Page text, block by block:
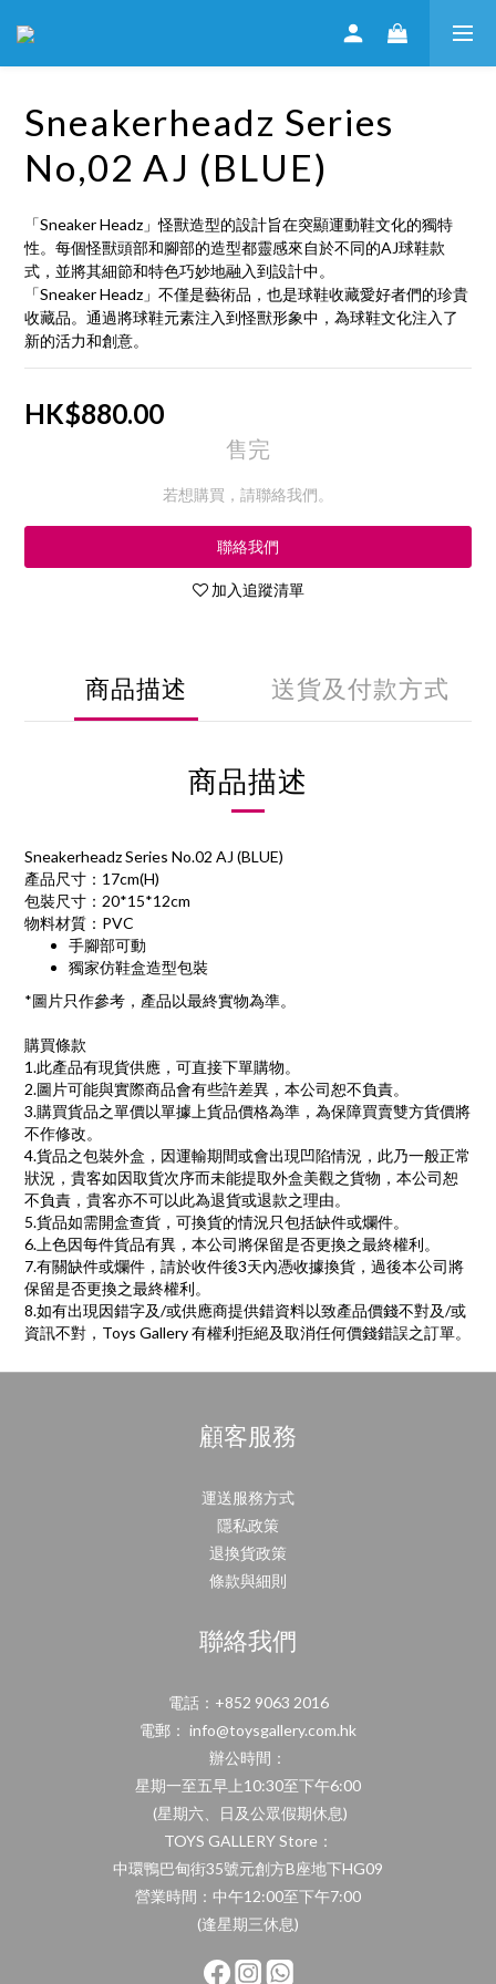
Sneakerheadz Series
No,02 AJ (BLUE)
「Sneaker Headz」怪獸造型的設計旨在突顯運動鞋文化的獨特
性。每個怪獸頭部和腳部的造型都靈感來自於不同的AJ球鞋款
式，並將其細節和特色巧妙地融入到設計中。
「Sneaker Headz」不僅是藝術品，也是球鞋收藏愛好者們的珍貴
收藏品。通過將球鞋元素注入到怪獸形象中，為球鞋文化注入了
新的活力和創意。
HK$880.00
售完
若想購買，請聯絡我們。
聯絡我們
加入追蹤清單
商品描述 送貨及付款方式
商品描述
Sneakerheadz Series No.02 AJ (BLUE)
產品尺寸：17cm(H)
包裝尺寸：20*15*12cm
物料材質：PVC
手腳部可動
獨家仿鞋盒造型包裝
*圖片只作參考，產品以最終實物為準。
購買條款
1.此產品有現貨供應，可直接下單購物。
2.圖片可能與實際商品會有些許差異，本公司恕不負責。
3.購買貨品之單價以單據上貨品價格為準，為保障買賣雙方貨價將
不作修改。
4.貨品之包裝外盒，因運輸期間或會出現凹陷情況，此乃一般正常
狀況，貴客如因取貨次序而未能提取外盒美觀之貨物，本公司恕
不負責，貴客亦不可以此為退貨或退款之理由。
5.貨品如需開盒查貨，可換貨的情況只包括缺件或爛件。
6.上色因每件貨品有異，本公司將保留是否更換之最終權利。
7.有關缺件或爛件，請於收件後3天內憑收據換貨，過後本公司將
保留是否更換之最終權利。
8.如有出現因錯字及/或供應商提供錯資料以致產品價錢不對及/或
資訊不對，Toys Gallery 有權利拒絕及取消任何價錢錯誤之訂單。
顧客服務
運送服務方式
隱私政策
退換貨政策
條款與細則
聯絡我們
電話：+852 9063 2016
電郵： info@toysgallery.com.hk
辦公時間：
星期一至五早上10:30至下午6:00
(星期六、日及公眾假期休息)
TOYS GALLERY Store：
中環鴨巴甸街35號元創方B座地下HG09
營業時間：中午12:00至下午7:00
(逢星期三休息)